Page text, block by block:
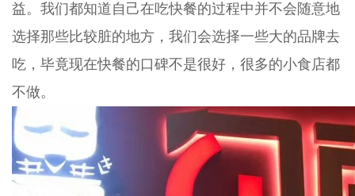
益。我们都知道自己在吃快餐的过程中并不会随意地
选择那些比较脏的地方，我们会选择一些大的品牌去
吃，毕竟现在快餐的口碑不是很好，很多的小食店都
不做。